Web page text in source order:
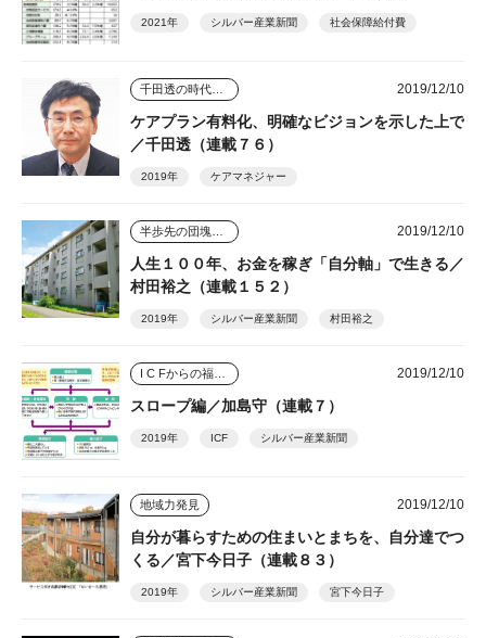
2021年 シルバー産業新聞 社会保障給付費
2019/12/10
ケアプラン有料化、明確なビジョンを示した上で
／千田透（連載７６）
2019年 ケアマネジャー
2019/12/10
人生１００年、お金を稼ぎ「自分軸」で生きる／
村田裕之（連載１５２）
2019年 シルバー産業新聞 村田裕之
2019/12/10
スロープ編／加島守（連載７）
2019年 ICF シルバー産業新聞
地域力発見 2019/12/10
自分が暮らすための住まいとまちを、自分達でつ
くる／宮下今日子（連載８３）
2019年 シルバー産業新聞 宮下今日子